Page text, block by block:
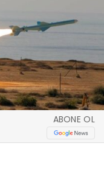
ABONE OL